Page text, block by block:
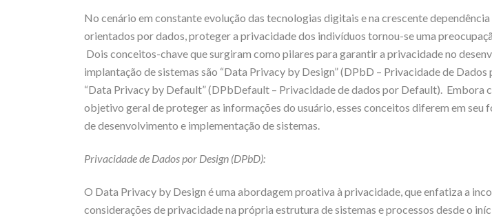
No cenário em constante evolução das tecnologias digitais e na crescente
orientados por dados, proteger a privacidade dos indivíduos tornou-se uma
Dois conceitos-chave que surgiram como pilares para garantir a privacidade no
implantação de sistemas são “Data Privacy by Design” (DPbD – Privacidade de Dados
“Data Privacy by Default” (DPbDefault – Privacidade de dados por Default). Embora
objetivo geral de proteger as informações do usuário, esses conceitos diferem em seu
de desenvolvimento e implementação de sistemas.
Privacidade de Dados por Design (DPbD):
O Data Privacy by Design é uma abordagem proativa à privacidade, que enfatiza a
considerações de privacidade na própria estrutura de sistemas e processos desde o